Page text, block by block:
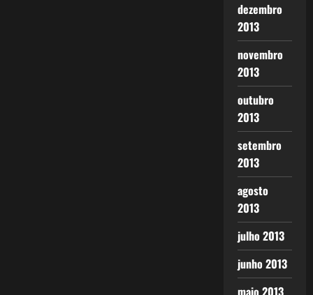
dezembro
2013
novembro
2013
outubro
2013
setembro
2013
agosto
2013
julho 2013
junho 2013
maio 2013